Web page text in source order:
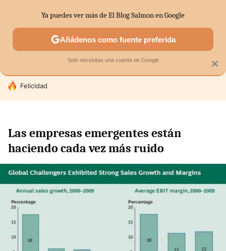
SECTORES ECONOMÍA DOMÉSTICA MERCADOS
HOY SE HABLA DE
Felicidad
Las empresas emergentes están
haciendo cada vez más ruido
×
Ya puedes ver más de El Blog Salmon en Google
Añádenos como fuente preferida
Solo necesitas una cuenta de Google